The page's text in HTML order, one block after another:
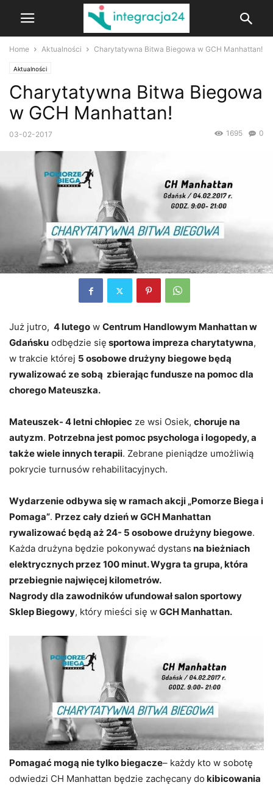
Home Aktualności Charytatywna Bitwa Biegowa w GCH Manhattan!
Aktualności
Charytatywna Bitwa Biegowa
w GCH Manhattan!
03-02-2017 0
1695
Już jutro, 4 lutego w Centrum Handlowym Manhattan w
Gdańsku odbędzie się sportowa impreza charytatywna,
w trakcie której 5 osobowe drużyny biegowe będą
rywalizować ze sobą zbierając fundusze na pomoc dla
chorego Mateuszka.
Mateuszek- 4 letni chłopiec ze wsi Osiek, choruje na
autyzm. Potrzebna jest pomoc psychologa i logopedy, a
także wiele innych terapii. Zebrane pieniądze umożliwią
pokrycie turnusów rehabilitacyjnych.
Wydarzenie odbywa się w ramach akcji „Pomorze Biega i
Pomaga”. Przez cały dzień w GCH Manhattan
rywalizować będą aż 24- 5 osobowe drużyny biegowe.
Każda drużyna będzie pokonywać dystans na bieżniach
elektrycznych przez 100 minut. Wygra ta grupa, która
przebiegnie najwięcej kilometrów.
Nagrody dla zawodników ufundował salon sportowy
Sklep Biegowy, który mieści się wGCH Manhattan.
Pomagać mogą nie tylko biegacze– każdy kto w sobotę
odwiedzi CH Manhattan będzie zachęcany do kibicowania